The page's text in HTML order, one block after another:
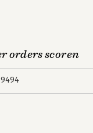
orders scoren